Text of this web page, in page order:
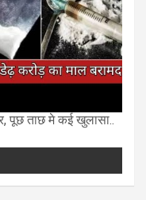
पूछ ताछ मे कई खुलासा..